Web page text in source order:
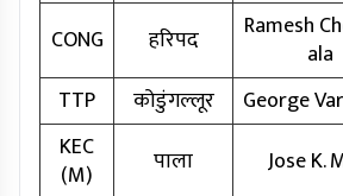
CONG
हरिपद
Ramesh
ala
TTP
कोडुंगल्लूर George
KEC
(M)
पाला Jose K.